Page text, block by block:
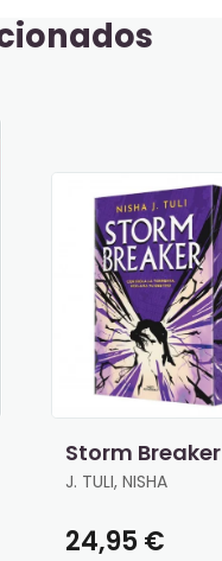
Storm Breaker
J. TULI, NISHA
24,95 €